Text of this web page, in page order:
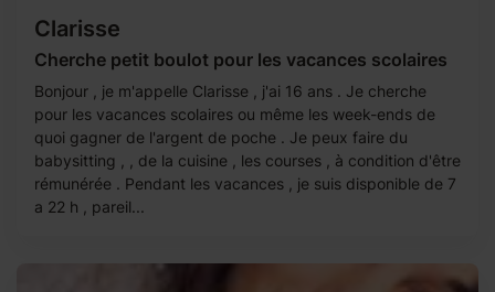
Clarisse
Cherche petit boulot pour les vacances scolaires
Bonjour , je m'appelle Clarisse , j'ai 16 ans . Je cherche
pour les vacances scolaires ou même les week-ends de
quoi gagner de l'argent de poche . Je peux faire du
babysitting , , de la cuisine , les courses , à condition d'être
rémunérée . Pendant les vacances , je suis disponible de 7
a 22 h , pareil...